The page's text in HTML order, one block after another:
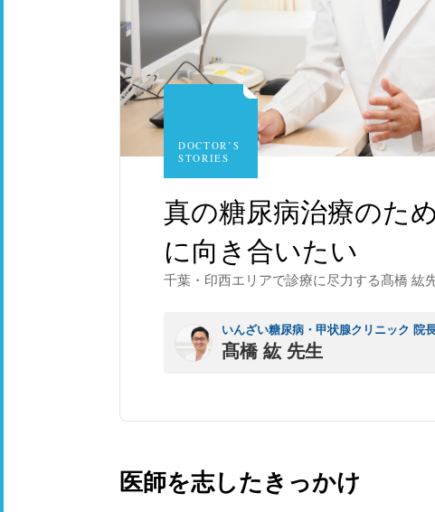
DOCTOR’S
STORIES
真の糖尿病治療のた
に向き合いたい
千葉・印西エリアで診療に尽力する髙橋 紘
いんざい糖尿病・甲状腺クリニック 院
髙橋 紘 先生
医師を志したきっかけ